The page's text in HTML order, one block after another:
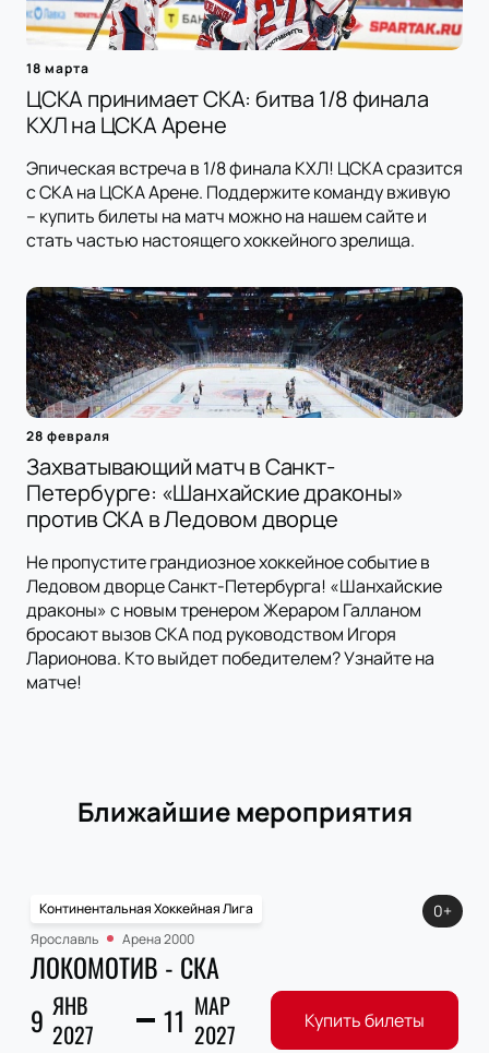
18 марта
ЦСКА принимает СКА: битва 1/8 финала
КХЛ на ЦСКА Арене
Эпическая встреча в 1/8 финала КХЛ! ЦСКА сразится
с СКА на ЦСКА Арене. Поддержите команду вживую
– купить билеты на матч можно на нашем сайте и
стать частью настоящего хоккейного зрелища.
28 февраля
Захватывающий матч в Санкт-
Петербурге: «Шанхайские драконы»
против СКА в Ледовом дворце
Не пропустите грандиозное хоккейное событие в
Ледовом дворце Санкт-Петербурга! «Шанхайские
драконы» с новым тренером Жераром Галланом
бросают вызов СКА под руководством Игоря
Ларионова. Кто выйдет победителем? Узнайте на
матче!
Ближайшие мероприятия
Континентальная Хоккейная Лига
Ярославль
Арена 2000
ЛОКОМОТИВ - СКА
9 ЯНВ
2027
11 МАР
2027
0+
Купить билеты